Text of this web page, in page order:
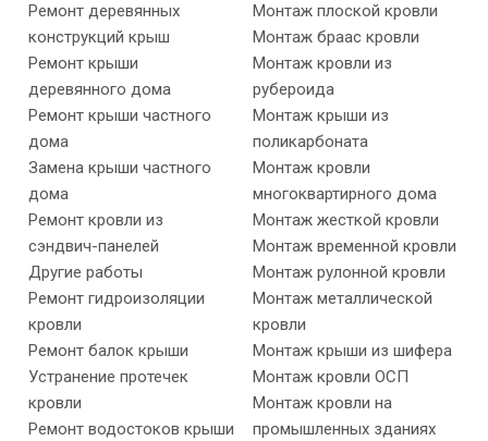
Ремонт деревянных
конструкций крыш
Ремонт крыши
деревянного дома
Ремонт крыши частного
дома
Замена крыши частного
дома
Ремонт кровли из
сэндвич-панелей
Другие работы
Ремонт гидроизоляции
кровли
Ремонт балок крыши
Устранение протечек
кровли
Ремонт водостоков крыши
Монтаж плоской кровли
Монтаж браас кровли
Монтаж кровли из
рубероида
Монтаж крыши из
поликарбоната
Монтаж кровли
многоквартирного дома
Монтаж жесткой кровли
Монтаж временной кровли
Монтаж рулонной кровли
Монтаж металлической
кровли
Монтаж крыши из шифера
Монтаж кровли ОСП
Монтаж кровли на
промышленных зданиях